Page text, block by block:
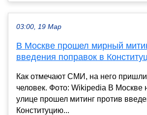
03:00, 19 Мар
В Москве прошел мирный
введения поправок в
Как отмечают СМИ, на него пришли
человек. Фото: Wikipedia В Москве
улице прошел митинг против
Конституцию...